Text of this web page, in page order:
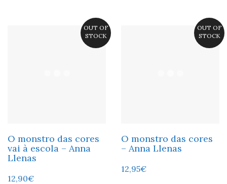
OUT OF
STOCK
O monstro das cores
vai à escola – Anna
Llenas
12,90€
OUT OF
STOCK
O monstro das cores
– Anna Llenas
12,95€